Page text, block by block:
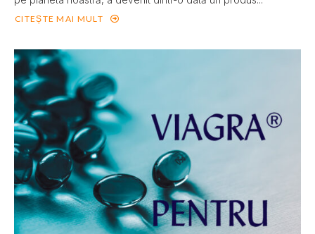
CITEȘTE MAI MULT